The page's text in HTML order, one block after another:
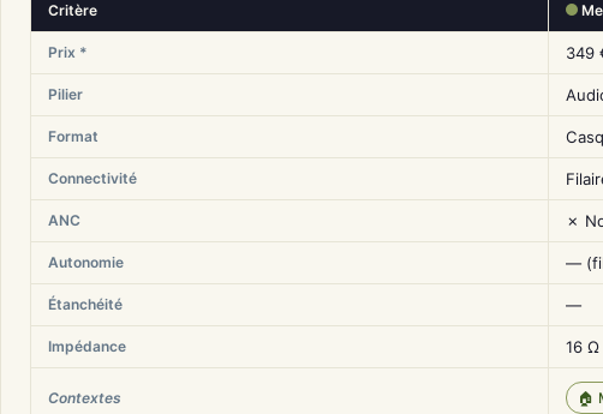
Critère
Prix * 349
Pilier
Format
Connectivité
ANC ✗
Autonomie —
Étanchéité —
Impédance 16 Ω
Contextes 🏠